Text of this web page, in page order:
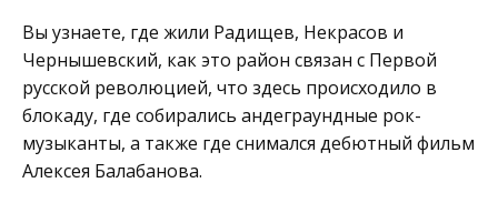
Вы узнаете, где жили Радищев, Некрасов и
Чернышевский, как это район связан с Первой
русской революцией, что здесь происходило в
блокаду, где собирались андеграундные рок-
музыканты, а также где снимался дебютный фильм
Алексея Балабанова.